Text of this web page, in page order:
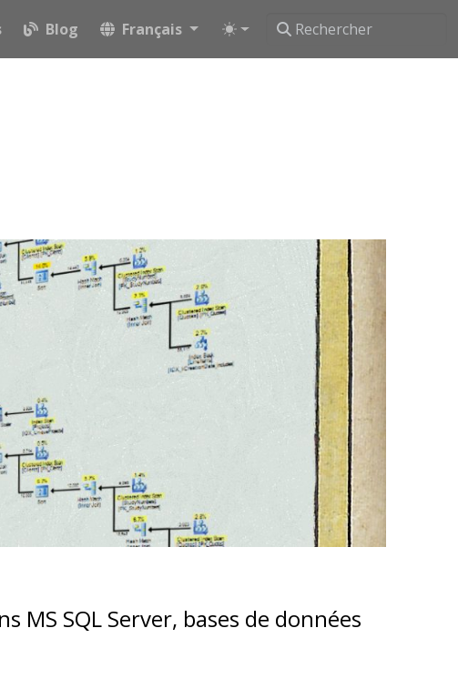
Blog Français
SQL Server, bases de données